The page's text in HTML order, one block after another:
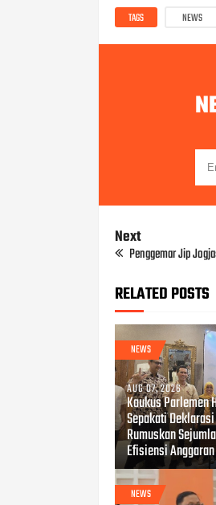
TAGS NEWS
Next
Penggemar Jip
RELATED POSTS
NEWS
AUG 07, 2026
Kaukus Parlemen
Sepakati
Rumuskan
Efisiensi Anggaran
NEWS